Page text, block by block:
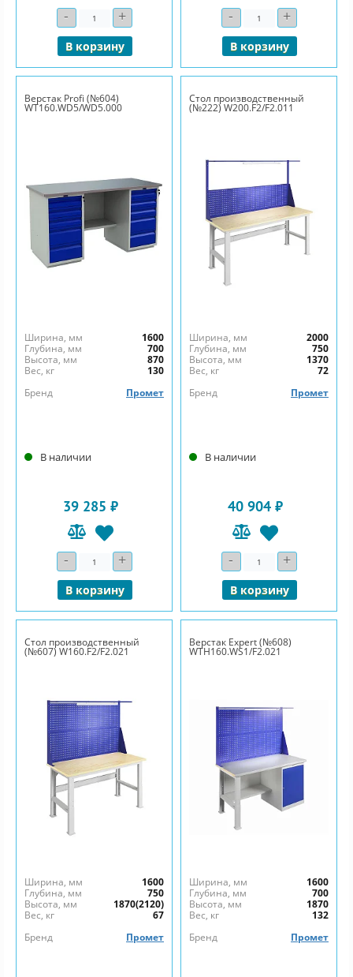
- Количество
+
В корзину
- Количество
+
В корзину
Верстак Profi (№604)
WT160.WD5/WD5.000
Ширина, мм
1600
Глубина, мм
700
Высота, мм
870
Вес, кг
130
Бренд
Промет
В наличии
39 285 ₽
- Количество+
В корзину
Стол производственный
(№222) W200.F2/F2.011
Ширина, мм
2000
Глубина, мм
750
Высота, мм
1370
Вес, кг
72
Бренд
Промет
В наличии
40 904 ₽
- Количество+
В корзину
Стол производственный
(№607) W160.F2/F2.021
Ширина, мм
1600
Глубина, мм
750
Высота, мм
1870(2120)
Вес, кг
67
Бренд
Промет
Верстак Expert (№608)
WTH160.WS1/F2.021
Ширина, мм
1600
Глубина, мм
700
Высота, мм
1870
Вес, кг
132
Бренд
Промет